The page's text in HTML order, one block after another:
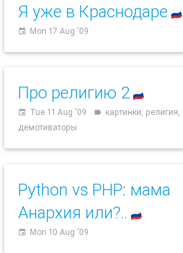
Я уже в Краснодаре 🇷🇺
event Mon 17 Aug '09
Про религию 2 🇷🇺
event Tue 11 Aug '09 label картинки, религия,
демотиваторы
Python vs PHP: мама
Анархия или?.. 🇷🇺
event Mon 10 Aug '09